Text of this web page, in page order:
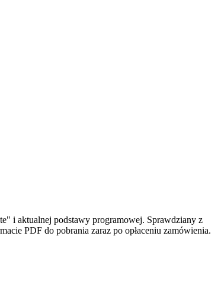
i aktualnej podstawy programowej. Sprawdziany z
PDF do pobrania zaraz po opłaceniu zamówienia.